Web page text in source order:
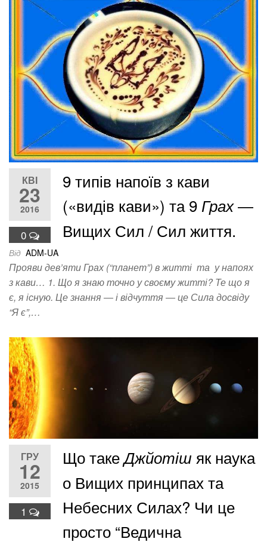
КВІ
23
2016
0
9 типів напоїв з кави
(«видів кави») та 9 Грах―
Вищих Сил / Сил життя.
Від ADM-UA
Прояви дев’яти Грах (“планет”) в житті та у напоях
з кави… 1. Що я знаю точно у своєму житті? Те що я
є, я існую. Це знання ― і відчуття ― це Сила досвіду
“Я є”,…
ГРУ
12
2015
1
Що такеДжйотіш як наука
о Вищих принципах та
Небесних Силах? Чи це
просто “Ведична